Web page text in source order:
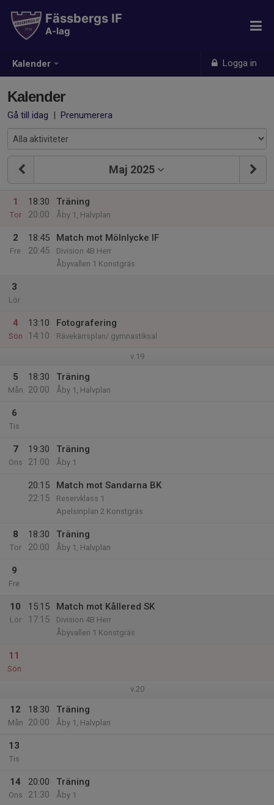
Kalender Logga in
Fässbergs IF
A-lag
Kalender
Gå till idag | Prenumerera
Maj 2025
1
Tor
18:30
20:00
Träning
Åby 1, Halvplan
2
Fre
18:45
20:45
Match mot Mölnlycke IF
Division 4B Herr
Åbyvallen 1 Konstgräs
3
Lör
4
Sön
13:10
14:10
Fotografering
Rävekärrsplan/ gymnastiksal
v.19
5
Mån
18:30
20:00
Träning
Åby 1, Halvplan
6
Tis
7
Ons
19:30
21:00
Träning
Åby 1
20:15
22:15
Match mot Sandarna BK
Reservklass 1
Apelsinplan 2 Konstgräs
8
Tor
18:30
20:00
Träning
Åby 1, Halvplan
9
Fre
10
Lör
15:15
17:15
Match mot Kållered SK
Division 4B Herr
Åbyvallen 1 Konstgräs
11
Sön
v.20
12
Mån
18:30
20:00
Träning
Åby 1, Halvplan
13
Tis
14
Ons
20:00
21:30
Träning
Åby 1